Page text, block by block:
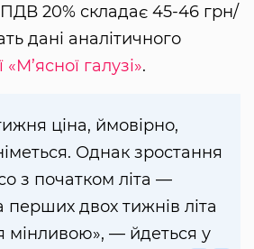
20% складає 45-46 грн/
дані аналітичного
«М’ясної галузі».
ціна, ймовірно,
Однак зростання
з початком літа —
двох тижнів літа
мінливою», — йдеться у